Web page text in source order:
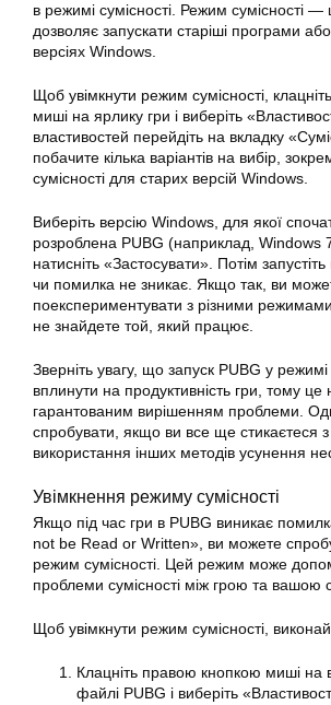
в режимі сумісності. Режим сумісності —
дозволяє запускати старіші програми
версіях Windows.
Щоб увімкнути режим сумісності,
миші на ярлику гри і виберіть
властивостей перейдіть на вкладку
побачите кілька варіантів на вибір,
сумісності для старих версій Windows.
Виберіть версію Windows, для якої
розроблена PUBG (наприклад, Windows
натисніть «Застосувати». Потім запустіть
чи помилка не зникає. Якщо так, ви
поекспериментувати з різними режимами
не знайдете той, який працює.
Зверніть увагу, що запуск PUBG у
вплинути на продуктивність гри, тому це
гарантованим вирішенням проблеми.
спробувати, якщо ви все ще стикаєтеся
використання інших методів усунення
Увімкнення режиму сумісності
Якщо під час гри в PUBG виникає
not be Read or Written», ви можете
режим сумісності. Цей режим може
проблеми сумісності між грою та вашою
Щоб увімкнути режим сумісності,
Клацніть правою кнопкою миші на
файлі PUBG і виберіть